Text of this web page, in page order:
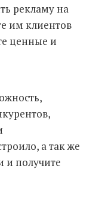
рекламу на
им клиентов
ценные и
а так же
и получите